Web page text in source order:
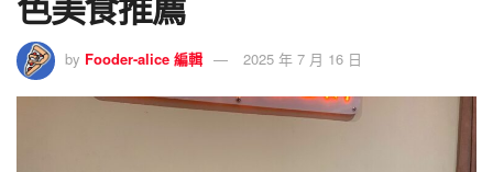
by Fooder-alice 編輯 2025 年 7 月 16 日